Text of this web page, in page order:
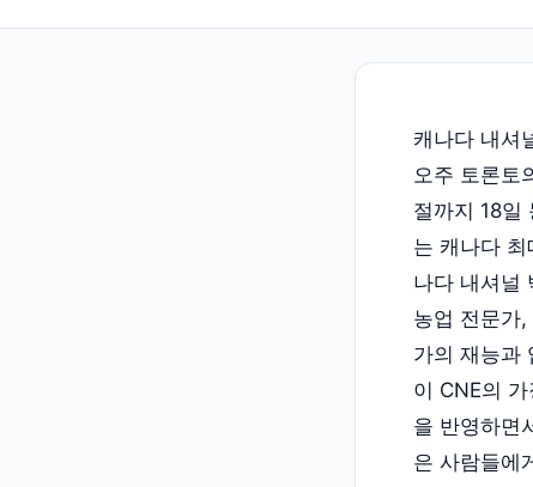
캐나다 내셔
오주 토론토
절까지 18일
는 캐나다
나다 내셔널
농업 전문가
가의 재능과
이 CNE의
을 반영하면
은 사람들에